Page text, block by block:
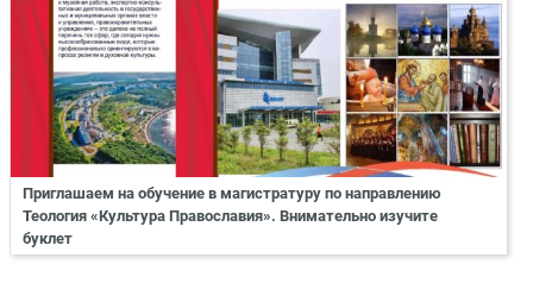
Приглашаем на обучение в магистратуру по направлению
Теология «Культура Православия». Внимательно изучите
буклет